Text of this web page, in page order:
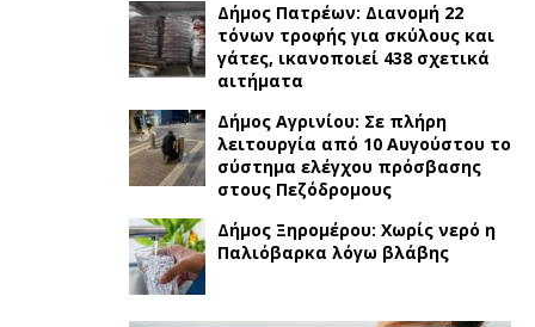
Δήμος Πατρέων: Διανομή 22
τόνων τροφής για σκύλους και
γάτες, ικανοποιεί 438 σχετικά
αιτήματα
Δήμος Αγρινίου: Σε πλήρη
λειτουργία από 10 Αυγούστου το
σύστημα ελέγχου πρόσβασης
στους Πεζόδρομους
Δήμος Ξηρομέρου: Χωρίς νερό η
Παλιόβαρκα λόγω βλάβης